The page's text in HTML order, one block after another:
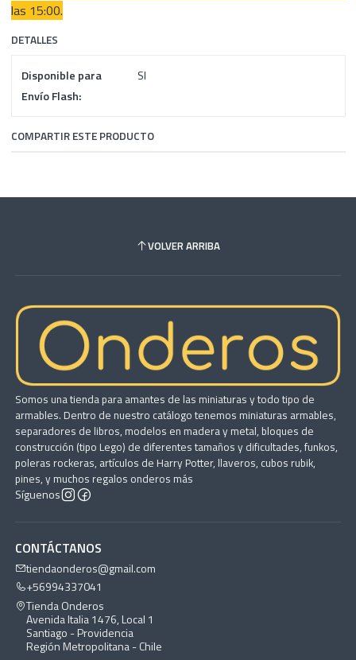
las 15:00.
DETALLES
Disponible para
Envío Flash:
SI
COMPARTIR ESTE PRODUCTO
VOLVER ARRIBA
Somos una tienda para amantes de las miniaturas y todo tipo de
armables. Dentro de nuestro catálogo tenemos miniaturas armables,
separadores de libros, modelos en madera y metal, bloques de
construcción (tipo Lego) de diferentes tamaños y dificultades, funkos,
poleras rockeras, artículos de Harry Potter, llaveros, cubos rubik,
pines, y muchos regalos onderos más
Síguenos
CONTÁCTANOS
tiendaonderos@gmail.com
+56994337041
Tienda Onderos
Avenida Italia 1476, Local 1
Santiago - Providencia
Región Metropolitana - Chile